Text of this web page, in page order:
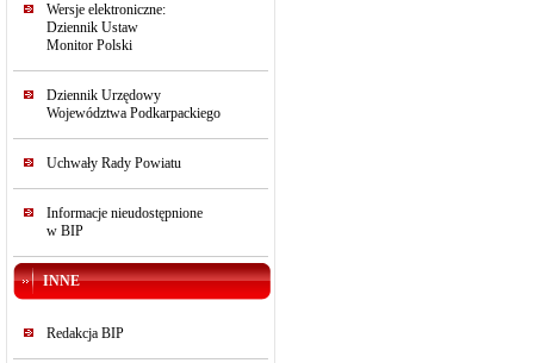
Wersje elektroniczne:
Dziennik Ustaw
Monitor Polski
Dziennik Urzędowy
Województwa Podkarpackiego
Uchwały Rady Powiatu
Informacje nieudostępnione
w BIP
INNE
Redakcja BIP